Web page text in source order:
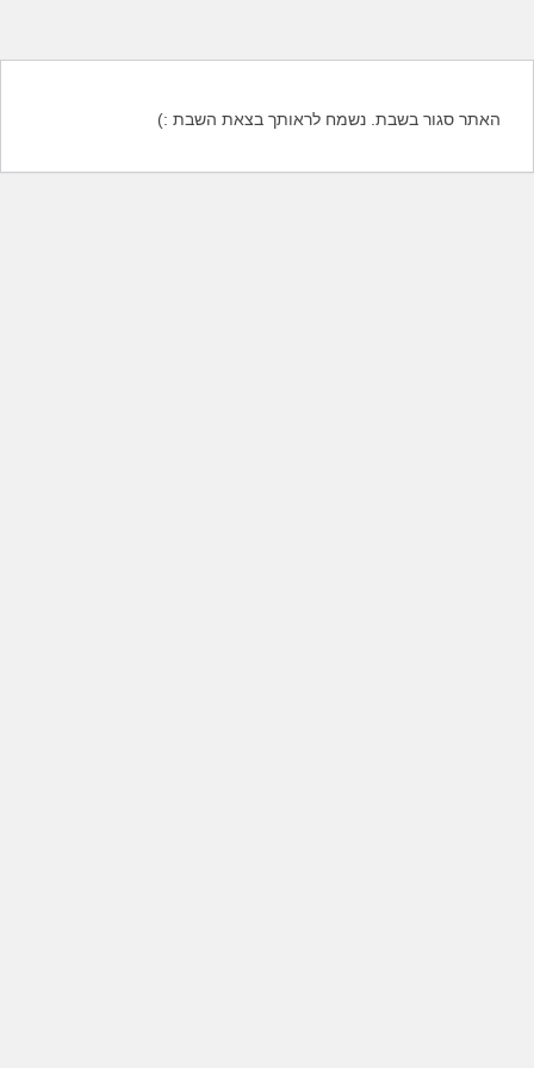
האתר סגור בשבת. נשמח לראותך בצאת השבת :)